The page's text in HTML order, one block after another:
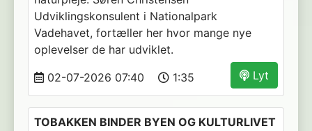
Udviklingskonsulent i Nationalpark
Vadehavet, fortæller her hvor mange nye
oplevelser de har udviklet.
Lyt
02-07-2026 07:40 1:35
TOBAKKEN BINDER BYEN OG KULTURLIVET